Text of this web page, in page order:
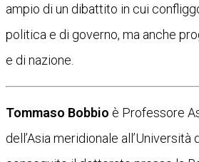
ampio di un dibattito in cui
politica e di governo, ma anche
e di nazione.
Tommaso Bobbio è Professore
dell’Asia meridionale all’Università